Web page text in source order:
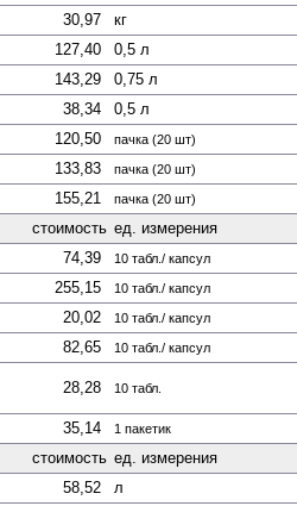
30,97
кг
127,40
0,5 л
143,29
0,75 л
38,34
0,5 л
120,50 пачка (20 шт)
133,83 пачка (20 шт)
155,21 пачка (20 шт)
стоимость ед. измерения
74,39 10 табл./ капсул
255,15 10 табл./ капсул
20,02 10 табл./ капсул
82,65 10 табл./ капсул
28,28 10 табл.
35,14 1 пакетик
стоимость ед. измерения
58,52
л